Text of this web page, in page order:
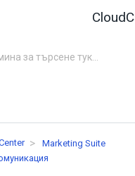
Marketing Suite